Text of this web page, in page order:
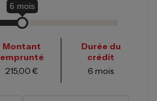
6 mois
Montant
emprunté
215,00 €
Durée du
crédit
6 mois